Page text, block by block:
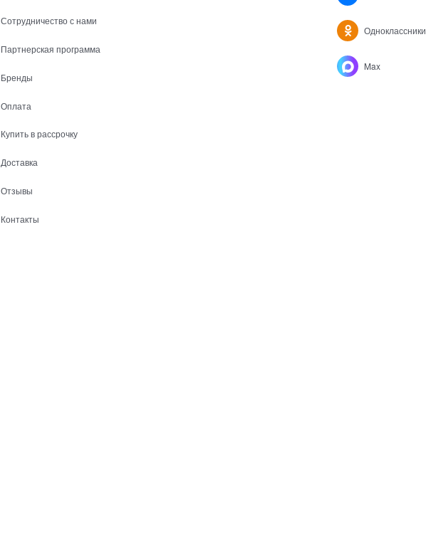
Сотрудничество с нами
Партнерская программа
Бренды
Оплата
Купить в рассрочку
Доставка
Отзывы
Контакты
Одноклассники
Max